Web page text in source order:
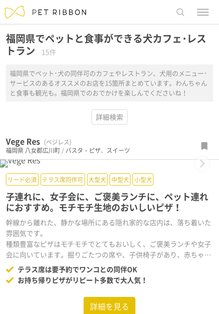
レスト
福岡県でペットと食事ができる犬カフェ･レス
トラン
15件
福岡県でペット･犬の同伴可のカフェやレストラン、犬用のメニュー･
サービスのあるオススメのお店を15箇所まとめています。わんちゃん
と食事も観光も。福岡県でのおでかけを楽しんでくださいね！
詳細検索
Vege Res (ベジレス)
福岡県 八女郡広川町 / パスタ・ピザ、 スイーツ
Next
リード必須 テラス席同伴可 大型犬 中型犬 小型犬
子連れに、女子会に、ご褒美ランチに、ペット連れ
におすすめ。モチモチ生地のおいしいピザ！
幹線から離れた、静かな場所にある隠れ家的な店内は、落ち着いた
雰囲気です。
種類豊富なピザはモチモチでとてもおいしく、ご褒美ランチや女子
会に向いています。掘りごたつの席や、子供椅子があり、赤ちゃ
ん〜幼児連れのママ会にもおすすめ。商品提供にお時間かかる場合
があるので、時間がゆっくりあると良いかもしれません。テラス席
はペットの同伴OK。
※ 犬連れでテラス席ご利用の場合、予約のときに事前い連絡してい
ただけると助かります、とのことです。
テラス席は要予約でワンコとの同伴OK
お持ち帰りピザがリピート多数で大人気！
詳細を見る